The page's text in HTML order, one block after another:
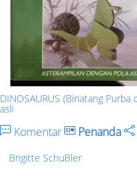
DINOSAURUS (Binatang
asli
Komentar Penanda
Brigitte SchuBler